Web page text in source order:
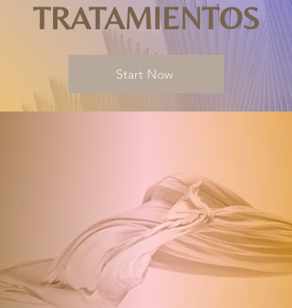
TRATAMIENTOS
Start Now